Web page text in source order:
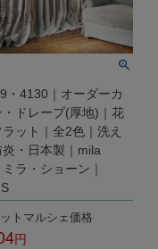
・4130｜オーダーカ
・ドレープ(厚地)｜花
ット｜全2色｜洗え
炎・日本製｜mila
ラ・ショーン｜
トマルシェ価格